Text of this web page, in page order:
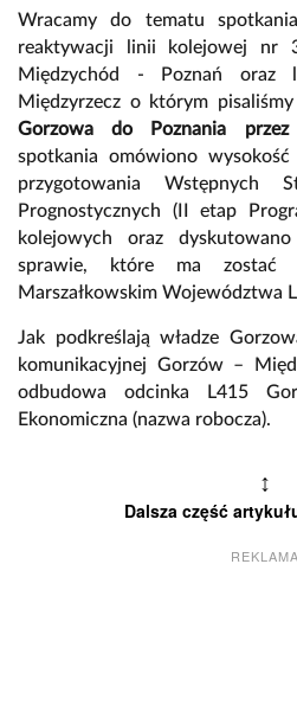
Wracamy do tematu
reaktywacji linii kolejowej nr
Międzychód - Poznań
Międzyrzecz o którym
Gorzowa do Poznania przez
spotkania omówiono
przygotowania Wstępnych
Prognostycznych (II etap
kolejowych oraz
sprawie, które ma zostać
Marszałkowskim Województwa
Jak podkreślają władze
komunikacyjnej Gorzów –
odbudowa odcinka L415
Ekonomiczna (nazwa robocza).
↕
Dalsza część
REKLAMA